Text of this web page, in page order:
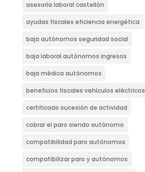
asesoría laboral castellón
ayudas fiscales eficiencia energética
baja autónomos seguridad social
baja laboral autónomos ingresos
baja médica autónomos
beneficios fiscales vehículos eléctricos
certificado sucesión de actividad
cobrar el paro siendo autónomo
compatibilidad paro autónomos
compatibilizar paro y autónomos